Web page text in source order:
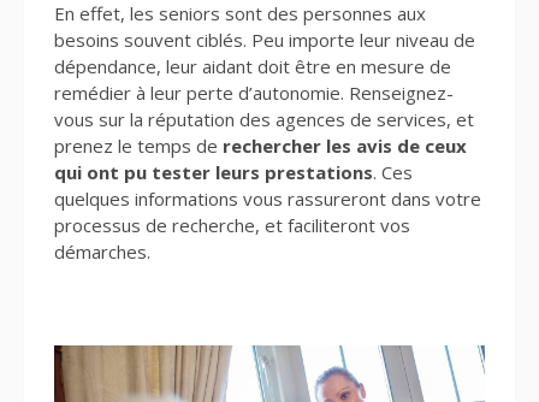
En effet, les seniors sont des personnes aux
besoins souvent ciblés. Peu importe leur niveau de
dépendance, leur aidant doit être en mesure de
remédier à leur perte d’autonomie. Renseignez-
vous sur la réputation des agences de services, et
prenez le temps de rechercher les avis de ceux
qui ont pu tester leurs prestations. Ces
quelques informations vous rassureront dans votre
processus de recherche, et faciliteront vos
démarches.